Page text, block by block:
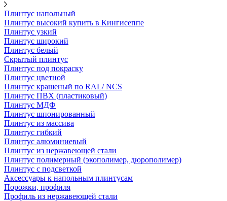
Плинтус напольный
Плинтус высокий купить в Кингисеппе
Плинтус узкий
Плинтус широкий
Плинтус белый
Скрытый плинтус
Плинтус под покраску
Плинтус цветной
Плинтус крашеный по RAL/ NCS
Плинтус ПВХ (пластиковый)
Плинтус МДФ
Плинтус шпонированный
Плинтус из массива
Плинтус гибкий
Плинтус алюминиевый
Плинтус из нержавеющей стали
Плинтус полимерный (экополимер, дюрополимер)
Плинтус с подсветкой
Аксессуары к напольным плинтусам
Порожки, профиля
Профиль из нержавеющей стали